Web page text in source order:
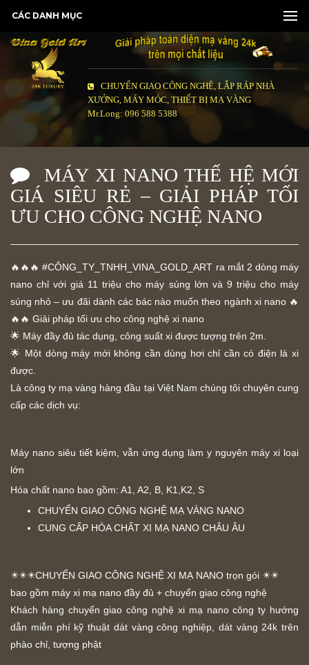
CÁC DANH MỤC
CHUYỂN GIAO CÔNG NGHỆ, LẮP RÁP NHÀ
XƯỞNG, MÁY MÓC, THIẾT BỊ MẠ VÀNG
Mr.Long: 096 588 5388
MÁY XI NANO THẾ HỆ MỚI
GIÁ SIÊU RẺ – GIẢI PHÁP TỐI
ƯU CHO CÔNG NGHỆ NANO
🔥🔥🔥 #CÔNG_TY_TNHH_VINA_GOLD_ART ra mắt 2 dòng máy
nano chỉ với giá 11 triệu cho máy súng lớn và 9 triệu cho máy
súng nhỏ – ưu đãi dành các bác nào muốn theo ngành xi nano 🔥
🔥🔥 Giải pháp tối ưu cho công nghệ xi nano
🌟 Máy đầy đủ tác dụng, công suất xi được tượng trên 2m.
🌟 Một dòng máy mới không cần dùng hơi chỉ cần có điện là xi
được.
Là công ty mạ vàng hàng đầu tại Việt Nam chúng tôi chuyên cung
cấp các dịch vụ:
Máy nano siêu tiết kiệm, vẫn ứng dụng làm y nguyên máy xi loại
lớn
Hóa chất nano bao gồm: A1, A2, B, K1,K2, S
CHUYỂN GIAO CÔNG NGHỆ MẠ VÀNG NANO
CUNG CẤP HÓA CHẤT XI MẠ NANO CHÂU ÂU
✴️✴️✴️CHUYỂN GIAO CÔNG NGHỆ XI MẠ NANO trọn gói ✴️✴️
bao gồm máy xi mạ nano đầy đủ + chuyển giao công nghệ
Khách hàng chuyển giao công nghệ xi mạ nano công ty hướng
dẫn miễn phí kỹ thuật dát vàng công nghiệp, dát vàng 24k trên
phào chỉ, tượng phật